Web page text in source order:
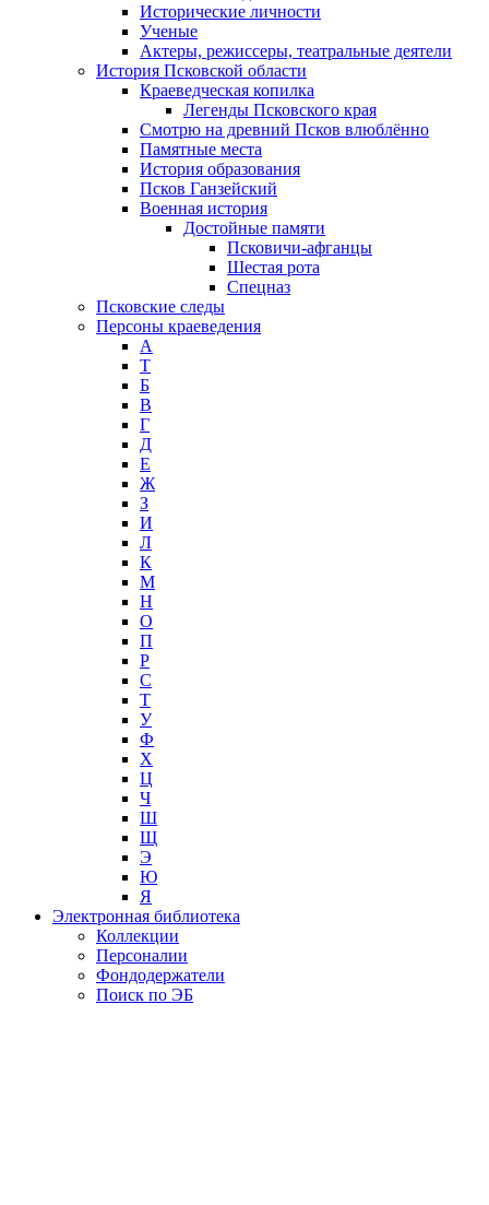
Исторические личности
Ученые
Актеры, режиссеры, театральные деятели
История Псковской области
Краеведческая копилка
Легенды Псковского края
Смотрю на древний Псков влюблённо
Памятные места
История образования
Псков Ганзейский
Военная история
Достойные памяти
Псковичи-афганцы
Шестая рота
Спецназ
Псковские следы
Персоны краеведения
А
T
Б
В
Г
Д
Е
Ж
З
И
Л
К
М
Н
О
П
Р
С
Т
У
Ф
Х
Ц
Ч
Ш
Щ
Э
Ю
Я
Электронная библиотека
Коллекции
Персоналии
Фондодержатели
Поиск по ЭБ